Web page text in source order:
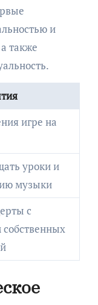
и
также
игре на
уроки и
музыки
с